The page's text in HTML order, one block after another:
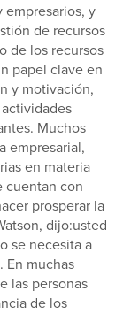
y
de recursos
de los recursos
papel clave en
y motivación,
Muchos
empresarial,
en materia
cuentan con
prosperar la
dijo:usted
se necesita a
En muchas
las personas
de los